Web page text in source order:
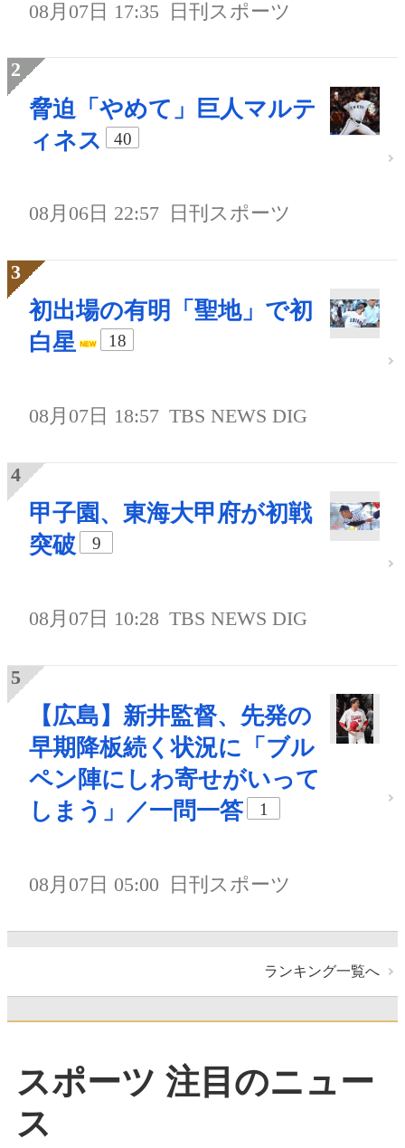
08月07日 17:35 日刊スポーツ
脅迫「やめて」巨人マルテ
ィネス
40
08月06日 22:57 日刊スポーツ
初出場の有明「聖地」で初
白星
18
08月07日 18:57 TBS NEWS DIG
甲子園、東海大甲府が初戦
突破
9
08月07日 10:28 TBS NEWS DIG
【広島】新井監督、先発の
早期降板続く状況に「ブル
ペン陣にしわ寄せがいって
しまう」／一問一答
1
08月07日 05:00 日刊スポーツ
ランキング一覧へ
スポーツ 注目のニュー
ス